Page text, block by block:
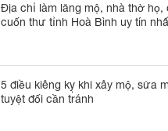
Địa chỉ làm lăng mộ, nhà thờ họ,
cuốn thư tỉnh Hoà Bình uy tín
5 điều kiêng kỵ khi xây mộ, sửa
tuyệt đối cần tránh